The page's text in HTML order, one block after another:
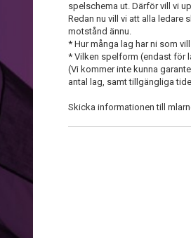
spelschema ut. Därför vill vi
Redan nu vill vi att alla ledare
motstånd ännu.
* Hur många lag har ni som
* Vilken spelform (endast för
(Vi kommer inte kunna
antal lag, samt tillgängliga
Skicka informationen till